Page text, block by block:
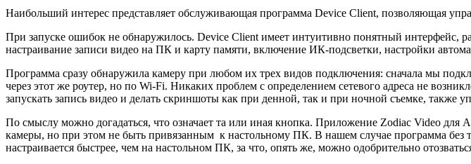
Наибольший интерес представляет обслуживающая программа Device Client, позволяющая
При запуске ошибок не обнаружилось. Device Client имеет интуитивно понятный интерфейс,
настраивание записи видео на ПК и карту памяти, включение ИК-подсветки, настройки
Программа сразу обнаружила камеру при любом их трех видов подключения: сначала мы
через этот же роутер, но по Wi-Fi. Никаких проблем с определением сетевого адреса не
запускать запись видео и делать скриншоты как при денной, так и при ночной съемке, также
По смыслу можно догадаться, что означает та или иная кнопка. Приложение Zodiac Video
камеры, но при этом не быть привязанным к настольному ПК. В нашем случае программа без
настраивается быстрее, чем на настольном ПК, за что, опять же, можно одобрительно